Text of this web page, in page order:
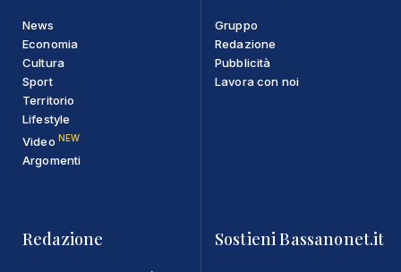
News
Economia
Cultura
Sport
Territorio
Lifestyle
Video NEW
Argomenti
Gruppo
Redazione
Pubblicità
Lavora con noi
Redazione Sostieni Bassanonet.it